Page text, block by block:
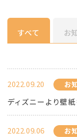
すべて お
2022.09.20 お
ディズニーより壁
2022.09.06 お